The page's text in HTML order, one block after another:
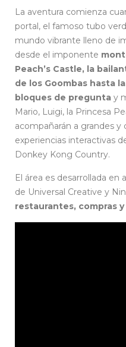
La aventura comienza
portal, el famoso tubo
mundo vibrante lleno de
desde el imponente
Peach’s Castle, la
de los Goombas hasta
bloques de pregunta y
Mario, Luigi, la Princesa
acompañarán a grandes y
experiencias interactivas
Donkey Kong Country.
El área es desarrollada en
de Universal Creative y
restaurantes, compras